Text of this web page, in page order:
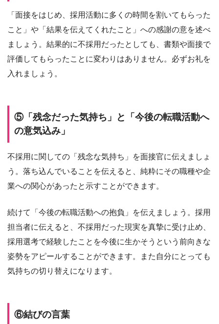
「面接をはじめ、採用活動に多くの時間を割いてもらった
こと」や「結果を伝えてくれたこと」への感謝の意を述べ
ましょう。結果的に不採用だったとしても、書類や面接で
評価してもらったことに変わりはありません。必ずお礼を
入れましょう。
⑤「残念だった気持ち」と「今後の転職活動へ
の意気込み」
不採用に関しての「残念な気持ち」を面接官に伝えましょ
う。落ち込んでいることを伝えると、純粋にその職種や企
業への関心があったと示すことができます。
続けて「今後の転職活動への抱負」を伝えましょう。採用
担当者に伝えると、不採用だった現実を真摯に受け止め、
採用選考で経験したことを今後に生かそうという前向きな
姿勢をアピールすることができます。また自分にとっても
気持ちの切り替えになります。
⑥結びの言葉